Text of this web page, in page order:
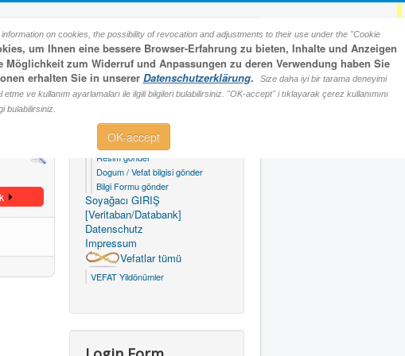
on cookies, the possibility of revocation and adjustments to their use under the "Cookie
um Ihnen eine bessere Browser-Erfahrung zu bieten, Inhalte und Anzeigen
zum Widerruf und Anpassungen zu deren Verwendung haben Sie
erhalten Sie in unserer Datenschutzerklärung.
Size daha iyi bir tarama deneyimi
ve kullanım ayarlamaları ile ilgili bilgileri bulabilirsiniz. "OK-accept" i tıklayarak çerez kullanımını
bulabilirsiniz.
OK-accept
Main Menu
Başsayfa
Formlar
Resim gönder
Dogum / Vefat bilgisi gönder
Bilgi Formu gönder
Soyağacı GIRIŞ
[Veritaban/Databank]
Datenschutz
Impressum
Vefatlar tümü
VEFAT Yildönümler